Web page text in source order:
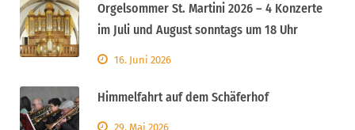
Orgelsommer St. Martini 2026 – 4 Konzerte
im Juli und August sonntags um 18 Uhr
16. Juni 2026
Himmelfahrt auf dem Schäferhof
29. Mai 2026